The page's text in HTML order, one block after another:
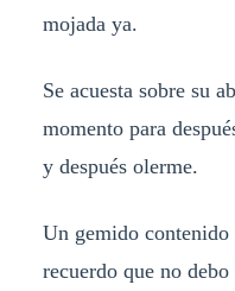
mojada ya.
Se acuesta sobre su
momento para
y después olerme.
Un gemido contenido
recuerdo que no